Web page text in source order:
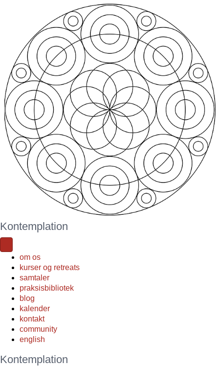
Kontemplation
om os
kurser og retreats
samtaler
praksisbibliotek
blog
kalender
kontakt
community
english
Kontemplation